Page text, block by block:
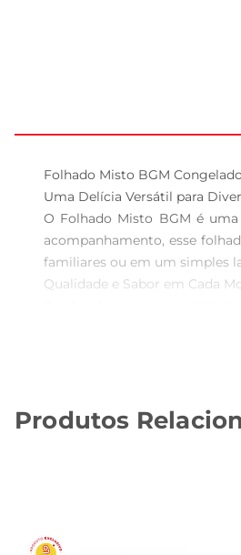
Folhado Misto BGM
Uma Delícia Versátil para
O Folhado Misto BGM é
acompanhamento, esse
familiares ou em um simples
Qualidade e Sabor em Cada
sabores, proporcionando
poucos minutos você terá
Informações Adicionais
Produtos